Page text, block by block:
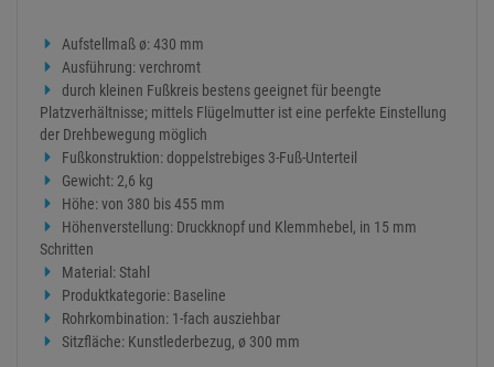
Aufstellmaß ø: 430 mm
Ausführung: verchromt
durch kleinen Fußkreis bestens geeignet für beengte
Platzverhältnisse; mittels Flügelmutter ist eine perfekte Einstellung
der Drehbewegung möglich
Fußkonstruktion: doppelstrebiges 3-Fuß-Unterteil
Gewicht: 2,6 kg
Höhe: von 380 bis 455 mm
Höhenverstellung: Druckknopf und Klemmhebel, in 15 mm
Schritten
Material: Stahl
Produktkategorie: Baseline
Rohrkombination: 1-fach ausziehbar
Sitzfläche: Kunstlederbezug, ø 300 mm